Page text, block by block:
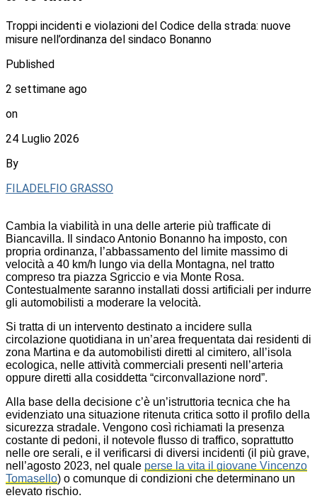
Troppi incidenti e violazioni del Codice della strada: nuove
misure nell’ordinanza del sindaco Bonanno
Published
2 settimane ago
on
24 Luglio 2026
By
FILADELFIO GRASSO
Cambia la viabilità in una delle arterie più trafficate di
Biancavilla. Il sindaco Antonio Bonanno ha imposto, con
propria ordinanza, l’abbassamento del limite massimo di
velocità a 40 km/h lungo via della Montagna, nel tratto
compreso tra piazza Sgriccio e via Monte Rosa.
Contestualmente saranno installati dossi artificiali per indurre
gli automobilisti a moderare la velocità.
Si tratta di un intervento destinato a incidere sulla
circolazione quotidiana in un’area frequentata dai residenti di
zona Martina e da automobilisti diretti al cimitero, all’isola
ecologica, nelle attività commerciali presenti nell’arteria
oppure diretti alla cosiddetta “circonvallazione nord”.
Alla base della decisione c’è un’istruttoria tecnica che ha
evidenziato una situazione ritenuta critica sotto il profilo della
sicurezza stradale. Vengono così richiamati la presenza
costante di pedoni, il notevole flusso di traffico, soprattutto
nelle ore serali, e il verificarsi di diversi incidenti (il più grave,
nell’agosto 2023, nel quale perse la vita il giovane Vincenzo
Tomasello) o comunque di condizioni che determinano un
elevato rischio.